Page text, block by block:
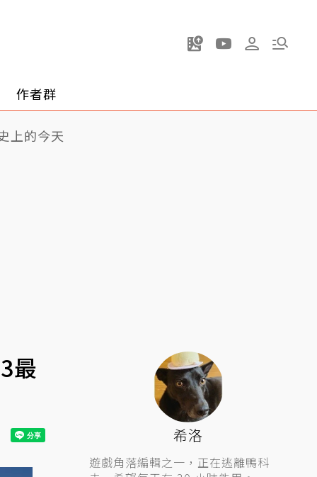
作者群
上的今天
最
希洛
遊戲角落編輯之一，正在逃離鴨科